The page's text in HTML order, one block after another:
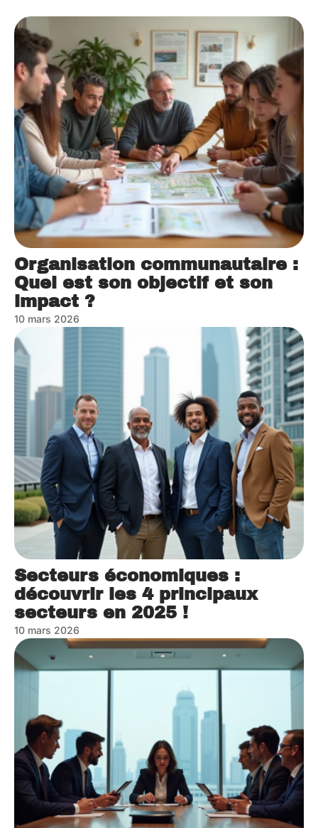
Organisation communautaire :
Quel est son objectif et son
impact ?
10 mars 2026
Secteurs économiques :
découvrir les 4 principaux
secteurs en 2025 !
10 mars 2026